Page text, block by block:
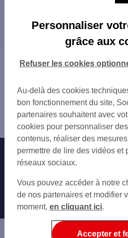
DIJON 7-9 PL DE LA
DIJON 3 PL FRANCOIS RUDE
DIJON 2 PL GALILEE
DIJON 1 PL DARCY
DIJON 12 PL DARCY
DIJON VICTOR HUGO
DIJON FACULTES
DIJON 12 BD DE L UNIVERSITE
DIJON 85 AV DE LANGRES
FONTAINE LES DIJON 37 R DU
DIJON AV DE LANGRES
DIJON 26 AV ALBERT CAMUS
TALANT 34 BD DE TROYES
DIJON CHENOVE
CHENOVE 15 AV ROLAND
proximité
CHENÔVE
Vous êtes ici : Accueil
Dijon
Distributeur/automate DIJON
Nos engagements
Autres sites SG
Entreprises
Associations
Personnaliser
grâce aux
Au-delà des cookies
bon fonctionnement du site,
partenaires souhaitent avec
cookies pour personnaliser
contenus, réaliser des
permettre de lire des vidéos et
réseaux sociaux.
Vous pouvez accéder à notre
de nos partenaires et modifier
moment, en cliquant ici.
Refuser les cookies
Accepter et